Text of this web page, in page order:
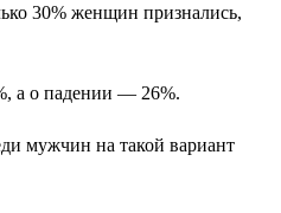
30% женщин признались,
а о падении — 26%.
мужчин на такой вариант